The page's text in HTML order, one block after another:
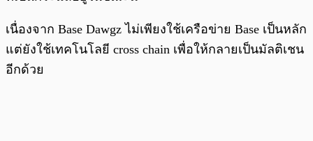
เนื่องจาก Base Dawgz ไม่เพียงใช้เครือข่าย Base เป็นหลัก
แต่ยังใช้เทคโนโลยี cross chain เพื่อให้กลายเป็นมัลติเชน
อีกด้วย